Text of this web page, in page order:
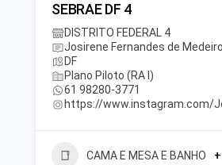
SEBRAE DF 4
DISTRITO FEDERAL 4
Josirene Fernandes de
DF
Plano Piloto (RA I)
61 98280-3771
https://www.instagram.com/
CAMA E MESA E BANHO